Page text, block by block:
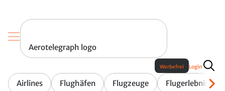
Aerotelegraph logo
Airlines Flughäfen Flugzeuge Flugerlebnis
Werbefrei Login